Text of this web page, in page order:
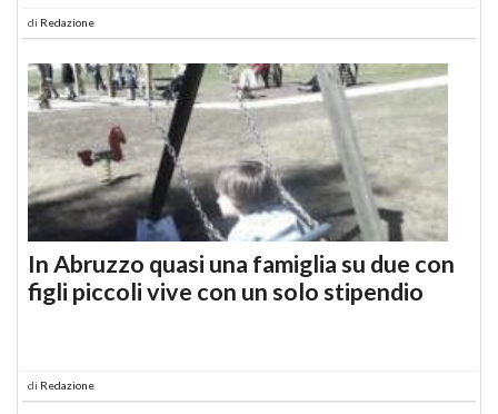
di Redazione
In Abruzzo quasi una famiglia su due con
figli piccoli vive con un solo stipendio
di Redazione